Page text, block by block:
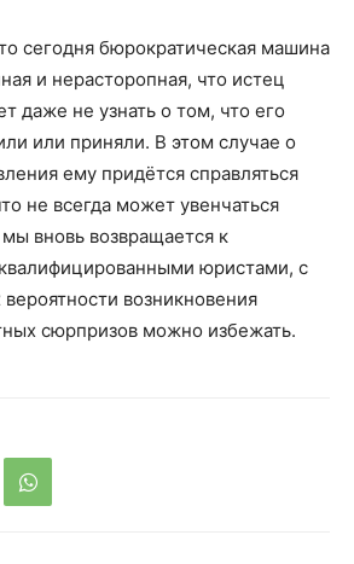
сегодня бюрократическая машина
и нерасторопная, что истец
даже не узнать о том, что его
или приняли. В этом случае о
ему придётся справляться
не всегда может увенчаться
вновь возвращается к
юристами, с
возникновения
сюрпризов можно избежать.